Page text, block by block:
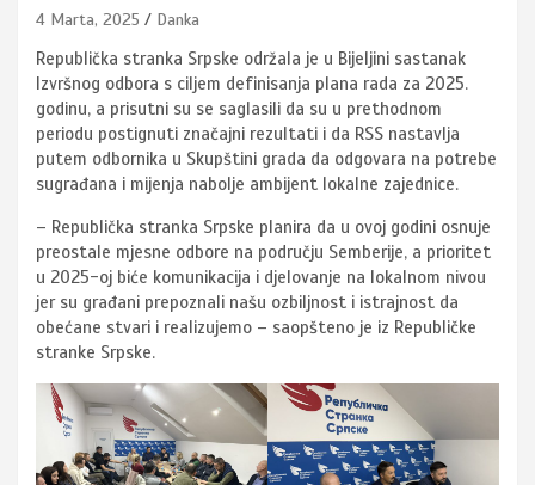
4 Marta, 2025 Danka
Republička stranka Srpske održala je u Bijeljini sastanak
Izvršnog odbora s ciljem definisanja plana rada za 2025.
godinu, a prisutni su se saglasili da su u prethodnom
periodu postignuti značajni rezultati i da RSS nastavlja
putem odbornika u Skupštini grada da odgovara na potrebe
sugrađana i mijenja nabolje ambijent lokalne zajednice.
– Republička stranka Srpske planira da u ovoj godini osnuje
preostale mjesne odbore na području Semberije, a prioritet
u 2025-oj biće komunikacija i djelovanje na lokalnom nivou
jer su građani prepoznali našu ozbiljnost i istrajnost da
obećane stvari i realizujemo – saopšteno je iz Republičke
stranke Srpske.